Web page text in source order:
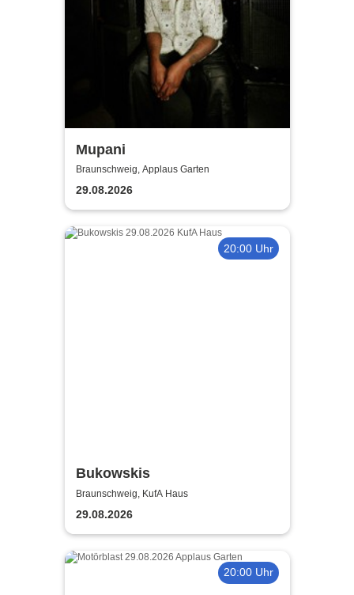
Mupani
Braunschweig, Applaus Garten
29.08.2026
20:00 Uhr
Bukowskis
Braunschweig, KufA Haus
29.08.2026
20:00 Uhr